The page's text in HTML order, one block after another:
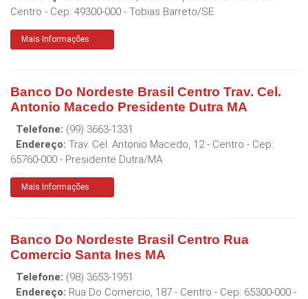
Centro - Cep: 49300-000 - Tobias Barreto/SE
Mais Informações
Banco Do Nordeste Brasil Centro Trav. Cel.
Antonio Macedo Presidente Dutra MA
Telefone: (99) 3663-1331
Endereço: Trav. Cel. Antonio Macedo, 12 - Centro - Cep:
65760-000 - Presidente Dutra/MA
Mais Informações
Banco Do Nordeste Brasil Centro Rua
Comercio Santa Ines MA
Telefone: (98) 3653-1951
Endereço: Rua Do Comercio, 187 - Centro - Cep: 65300-000 -